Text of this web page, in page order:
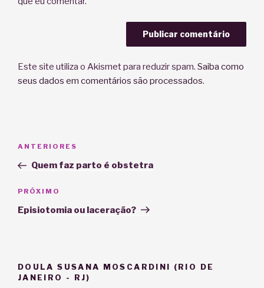
Este site utiliza o Akismet para reduzir spam. Saiba como
seus dados em comentários são processados.
Post
Post
anterior
ANTERIORES
Quem faz parto é obstetra
Próximo
post
PRÓXIMO
Episiotomia ou laceração?
DOULA SUSANA MOSCARDINI (RIO DE
JANEIRO - RJ)